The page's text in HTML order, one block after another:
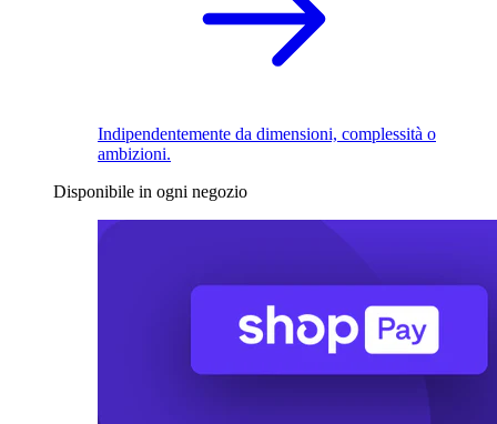
Indipendentemente da dimensioni, complessità o
ambizioni.
Disponibile in ogni negozio